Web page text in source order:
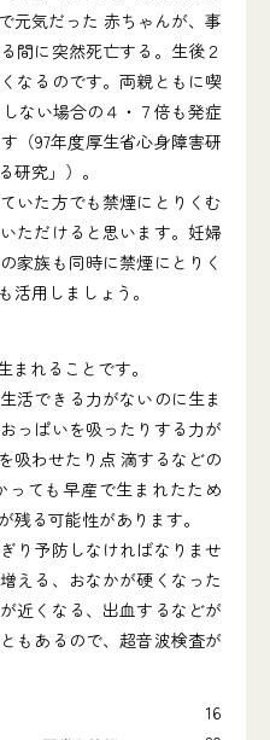
元気だった 赤ちゃんが、事
間に突然死亡する。生後２
なるのです。両親ともに喫
ない場合の４・７倍も発症
（97年度厚生省心身障害研
研究」）。
いた方でも禁煙にとりくむ
ただけると思います。妊婦
家族も同時に禁煙にとりく
活用しましょう。
れることです。
活できる力がないのに生ま
っぱいを吸ったりする力が
吸わせたり点 滴するなどの
ても早産で生まれたため
残る可能性があります。
り予防しなければなりませ
える、おなかが硬くなった
近くなる、出血するなどが
もあるので、超音波検査が
16